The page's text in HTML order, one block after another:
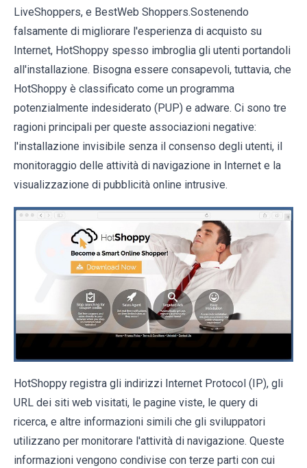
LiveShoppers, e BestWeb Shoppers.Sostenendo
falsamente di migliorare l'esperienza di acquisto su
Internet, HotShoppy spesso imbroglia gli utenti portandoli
all'installazione. Bisogna essere consapevoli, tuttavia, che
HotShoppy è classificato come un programma
potenzialmente indesiderato (PUP) e adware. Ci sono tre
ragioni principali per queste associazioni negative:
l'installazione invisibile senza il consenso degli utenti, il
monitoraggio delle attività di navigazione in Internet e la
visualizzazione di pubblicità online intrusive.
HotShoppy registra gli indirizzi Internet Protocol (IP), gli
URL dei siti web visitati, le pagine viste, le query di
ricerca, e altre informazioni simili che gli sviluppatori
utilizzano per monitorare l'attività di navigazione. Queste
informazioni vengono condivise con terze parti con cui